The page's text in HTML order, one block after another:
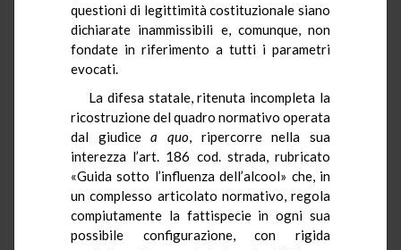
questioni di legittimità costituzionale siano
dichiarate inammissibili e, comunque, non
fondate in riferimento a tutti i parametri
evocati.
La difesa statale, ritenuta incompleta la
ricostruzione del quadro normativo operata
dal giudicea quo, ripercorre nella sua
interezza l’art. 186 cod. strada, rubricato
«Guida sotto l’influenza dell’alcool» che, in
un complesso articolato normativo, regola
compiutamente la fattispecie in ogni sua
possibile configurazione, con rigida